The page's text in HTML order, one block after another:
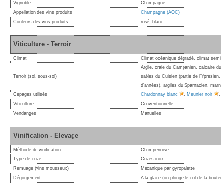
Vignoble
Champagne
Appellation des vins produits
Champagne (AOC)
Couleurs des vins produits
rosé, blanc
Viticulture - Terroir
Climat Climat océanique dégradé, climat
Terroir (sol, sous-sol)
Argile, craie du Campanien, calcaire
sables du Cuisien (partie de
d'années), argiles du Sparnacien,
Cépages utilisés
Chardonnay blanc , Meunier noir
,
Viticulture
Conventionnelle
Vendanges
Manuelles
Vinification - Elevage
Méthode de vinification
Champenoise
Type de cuve
Cuves inox
Remuage (vins mousseux)
Mécanique par gyropalette
Dégorgement
A la glace (on plonge le col de la